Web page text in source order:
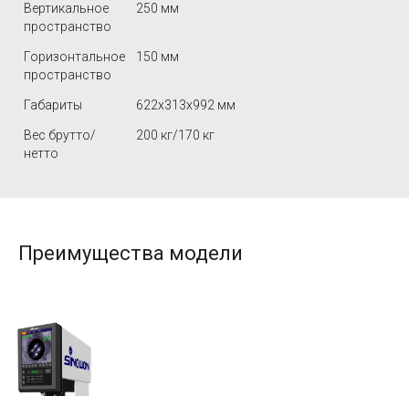
Вертикальное
пространство
250 мм
Горизонтальное
пространство
150 мм
Габариты 622х313х992 мм
Вес брутто/
нетто
200 кг/170 кг
Преимущества модели